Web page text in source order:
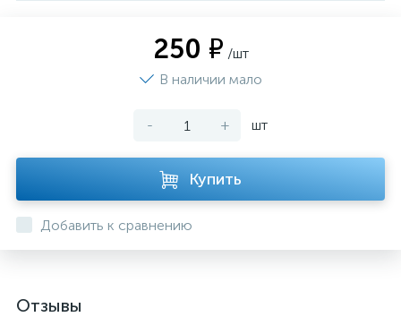
250 ₽ /шт
В наличии мало
- + шт
Купить
Добавить к сравнению
Отзывы